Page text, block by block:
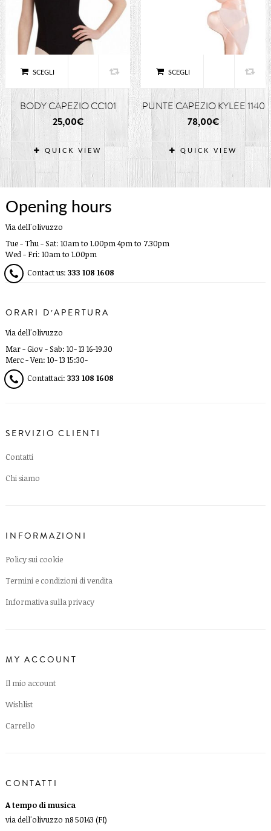
SCEGLI
BODY CAPEZIO CC101
25,00€
QUICK VIEW
SCEGLI
PUNTE CAPEZIO KYLEE 1140
78,00€
QUICK VIEW
Opening hours
Via dell'olivuzzo
Tue - Thu - Sat: 10am to 1.00pm 4pm to 7.30pm
Wed - Fri: 10am to 1.00pm
Contact us: 333 108 1608
ORARI D’APERTURA
Via dell'olivuzzo
Mar - Giov - Sab: 10- 13 16-19.30
Merc - Ven: 10- 13 15:30-
Contattaci: 333 108 1608
SERVIZIO CLIENTI
Contatti
Chi siamo
INFORMAZIONI
Policy sui cookie
Termini e condizioni di vendita
Informativa sulla privacy
MY ACCOUNT
Il mio account
Wishlist
Carrello
CONTATTI
A tempo di musica
via dell'olivuzzo n8 50143 (FI)